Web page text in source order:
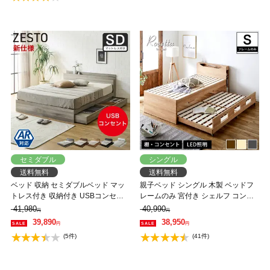
セミダブル
送料無料
ベッド 収納 セミダブルベッド マッ
トレス付き 収納付き USBコンセン
ト付き zesto ゼスト セミダブル ネル
コZマットレス付き すのこベッド 引
き出し付きベッド zesto 木製ベッド
【AR】【z有料組立】
41,980円
39,890円
(5件)
シングル
送料無料
親子ベッド シングル 木製 ベッドフ
レームのみ 宮付き シェルフ コンセ
ント 照明 すのこ 2段 キャスター 収
納 親子ベッド 【大型家具配送】
40,990円
38,950円
(41件)